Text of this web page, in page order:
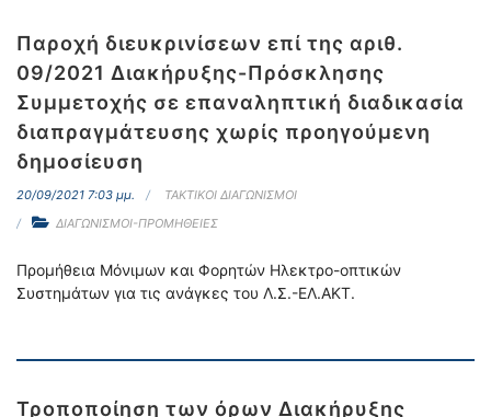
Παροχή διευκρινίσεων επί της αριθ.
09/2021 Διακήρυξης-Πρόσκλησης
Συμμετοχής σε επαναληπτική διαδικασία
διαπραγμάτευσης χωρίς προηγούμενη
δημοσίευση
20/09/2021 7:03 μμ.
ΤΑΚΤΙΚΟΙ ΔΙΑΓΩΝΙΣΜΟΙ
ΔΙΑΓΩΝΙΣΜΟΙ-ΠΡΟΜΗΘΕΙΕΣ
Προμήθεια Μόνιμων και Φορητών Ηλεκτρο-οπτικών
Συστημάτων για τις ανάγκες του Λ.Σ.-ΕΛ.ΑΚΤ.
Τροποποίηση των όρων Διακήρυξης